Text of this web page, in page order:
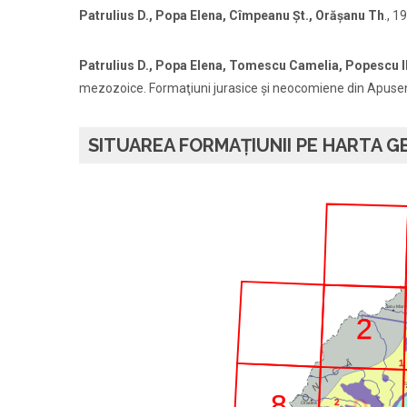
Patrulius D., Popa Elena, Cîmpeanu Şt., Orăşanu Th .,
Patrulius D., Popa Elena, Tomescu Camelia,
mezozoice. Formaţiuni jurasice şi neocomiene din
SITUAREA FORMAȚIUNII PE HARTA
O
N
I
C
Ă
Oradea
Satu Mare
1
2
2